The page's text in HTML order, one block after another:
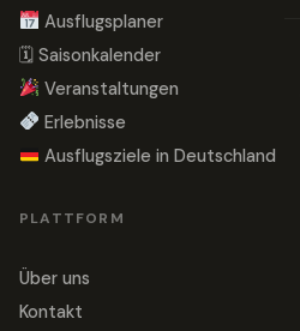
Ausflugsplaner
🗓 Saisonkalender
Veranstaltungen
Erlebnisse
Ausflugsziele in Deutschland
PLATTFORM
Über uns
Kontakt